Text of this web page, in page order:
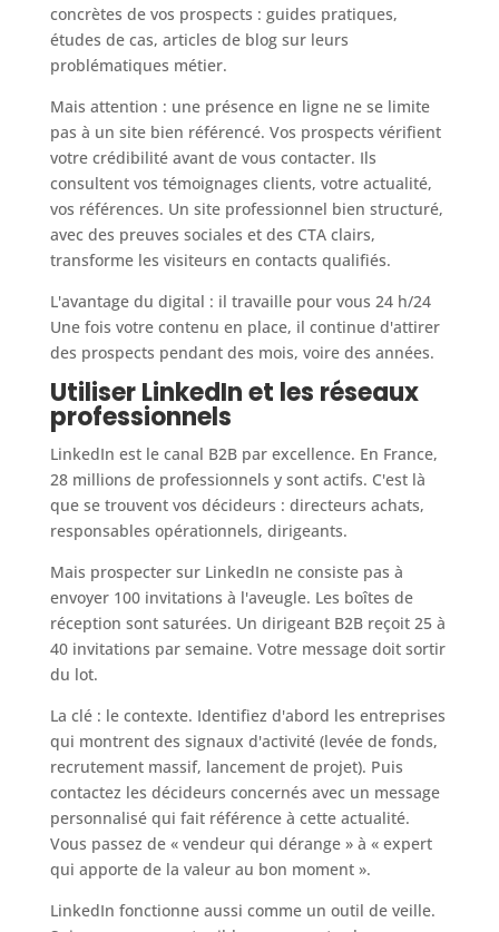
concrètes de vos prospects : guides pratiques,
études de cas, articles de blog sur leurs
problématiques métier.
Mais attention : une présence en ligne ne se limite
pas à un site bien référencé. Vos prospects vérifient
votre crédibilité avant de vous contacter. Ils
consultent vos témoignages clients, votre actualité,
vos références. Un site professionnel bien structuré,
avec des preuves sociales et des CTA clairs,
transforme les visiteurs en contacts qualifiés.
L'avantage du digital : il travaille pour vous 24 h/24
Une fois votre contenu en place, il continue d'attirer
des prospects pendant des mois, voire des années.
Utiliser LinkedIn et les réseaux
professionnels
LinkedIn est le canal B2B par excellence. En France,
28 millions de professionnels y sont actifs. C'est là
que se trouvent vos décideurs : directeurs achats,
responsables opérationnels, dirigeants.
Mais prospecter sur LinkedIn ne consiste pas à
envoyer 100 invitations à l'aveugle. Les boîtes de
réception sont saturées. Un dirigeant B2B reçoit 25 à
40 invitations par semaine. Votre message doit sortir
du lot.
La clé : le contexte. Identifiez d'abord les entreprises
qui montrent des signaux d'activité (levée de fonds,
recrutement massif, lancement de projet). Puis
contactez les décideurs concernés avec un message
personnalisé qui fait référence à cette actualité.
Vous passez de « vendeur qui dérange » à « expert
qui apporte de la valeur au bon moment ».
LinkedIn fonctionne aussi comme un outil de veille.